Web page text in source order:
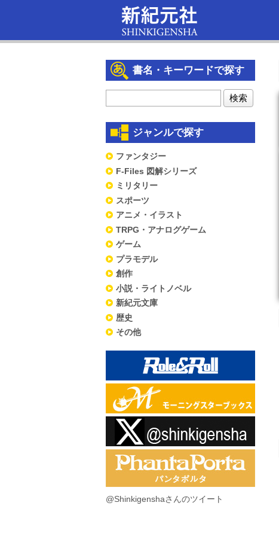
書名・キーワードで探す
ジャンルで探す
ファンタジー
F-Files 図解シリーズ
ミリタリー
スポーツ
アニメ・イラスト
TRPG・アナログゲーム
ゲーム
プラモデル
創作
小説・ライトノベル
新紀元文庫
歴史
その他
@Shinkigenshaさんのツイート